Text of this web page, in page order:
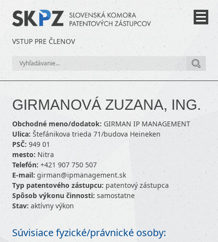
VSTUP PRE ČLENOV
GIRMANOVÁ ZUZANA, ING.
Obchodné meno/dodatok: GIRMAN IP MANAGEMENT
Ulica: Štefánikova trieda 71/budova Heineken
PSČ: 949 01
mesto: Nitra
Telefón: +421 907 750 507
E-mail: girman@ipmanagement.sk
Typ patentového zástupcu: patentový zástupca
Spôsob výkonu činnosti: samostatne
Stav: aktívny výkon
Súvisiace fyzické/právnické osoby: